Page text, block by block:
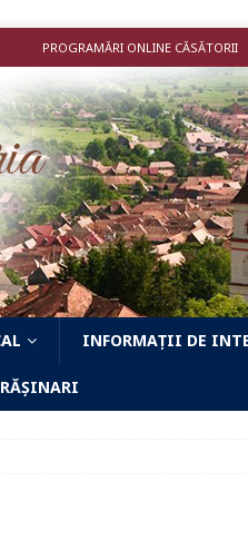
PROGRAMĂRI ONLINE CĂSĂTORII
INFORMAȚII DE